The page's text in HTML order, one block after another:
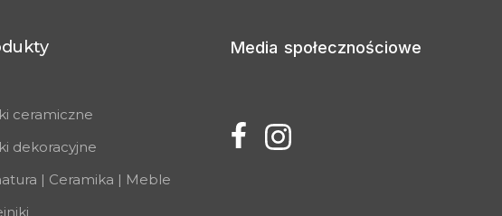
ceramiczne
dekoracyjne
| Ceramika | Meble
Media społecznościowe